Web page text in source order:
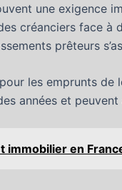
une exigence
créanciers face
prêteurs
les emprunts
années et
immobilier en